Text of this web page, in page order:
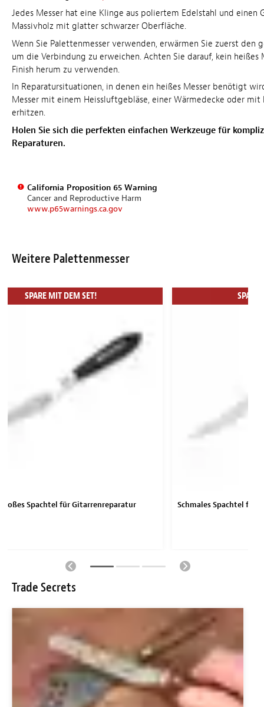
Jedes Messer hat eine Klinge aus poliertem Edelstahl und einen
Massivholz mit glatter schwarzer Oberfläche.
Wenn Sie Palettenmesser verwenden, erwärmen Sie zuerst den
um die Verbindung zu erweichen. Achten Sie darauf, kein heißes
Finish herum zu verwenden.
In Reparatursituationen, in denen ein heißes Messer benötigt
Messer mit einem Heissluftgebläse, einer Wärmedecke oder mit
erhitzen.
Holen Sie sich die perfekten einfachen Werkzeuge für
Reparaturen.
California Proposition 65 Warning
Cancer and Reproductive Harm
www.p65warnings.ca.gov
Weitere Palettenmesser
SPARE MIT DEM SET!
Spachtel für Gitarrenreparatur
SPARE
Schmales Spachtel für
Trade Secrets